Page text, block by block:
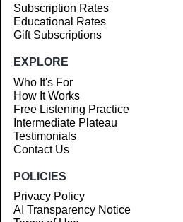
Subscription Rates
Educational Rates
Gift Subscriptions
EXPLORE
Who It's For
How It Works
Free Listening Practice
Intermediate Plateau
Testimonials
Contact Us
POLICIES
Privacy Policy
AI Transparency Notice